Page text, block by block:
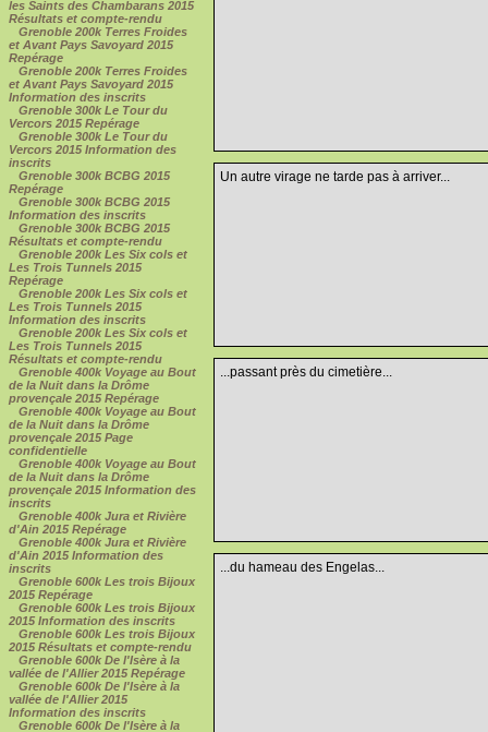
les Saints des Chambarans 2015
Résultats et compte-rendu
Grenoble 200k Terres Froides
et Avant Pays Savoyard 2015
Repérage
Grenoble 200k Terres Froides
et Avant Pays Savoyard 2015
Information des inscrits
Grenoble 300k Le Tour du
Vercors 2015 Repérage
Grenoble 300k Le Tour du
Vercors 2015 Information des
inscrits
Grenoble 300k BCBG 2015
Repérage
Grenoble 300k BCBG 2015
Information des inscrits
Grenoble 300k BCBG 2015
Résultats et compte-rendu
Grenoble 200k Les Six cols et
Les Trois Tunnels 2015
Repérage
Grenoble 200k Les Six cols et
Les Trois Tunnels 2015
Information des inscrits
Grenoble 200k Les Six cols et
Les Trois Tunnels 2015
Résultats et compte-rendu
Grenoble 400k Voyage au Bout
de la Nuit dans la Drôme
provençale 2015 Repérage
Grenoble 400k Voyage au Bout
de la Nuit dans la Drôme
provençale 2015 Page
confidentielle
Grenoble 400k Voyage au Bout
de la Nuit dans la Drôme
provençale 2015 Information des
inscrits
Grenoble 400k Jura et Rivière
d'Ain 2015 Repérage
Grenoble 400k Jura et Rivière
d'Ain 2015 Information des
inscrits
Grenoble 600k Les trois Bijoux
2015 Repérage
Grenoble 600k Les trois Bijoux
2015 Information des inscrits
Grenoble 600k Les trois Bijoux
2015 Résultats et compte-rendu
Grenoble 600k De l'Isère à la
vallée de l'Allier 2015 Repérage
Grenoble 600k De l'Isère à la
vallée de l'Allier 2015
Information des inscrits
Grenoble 600k De l'Isère à la
Un autre virage ne tarde pas à arriver...
...passant près du cimetière...
...du hameau des Engelas...